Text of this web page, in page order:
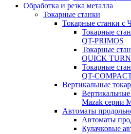
Обработка и резка металла
Токарные станки
Токарные станки с
Токарные
QT-PRIMOS
Токарные
QUICK TURN
Токарные
QT-
Вертикальные
Mazak серии
Автоматы
Автоматы
Кулачковые